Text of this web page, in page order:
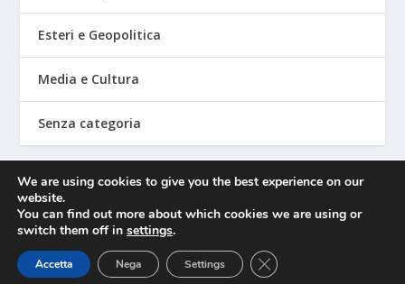
Esteri e Geopolitica
Media e Cultura
Senza categoria
Mediafighter
We are using cookies to give you the best experience on our
website.
You can find out more about which cookies we are using or
switch them off in settings.
Accetta Nega Settings CLOSE GDPR COOKIE